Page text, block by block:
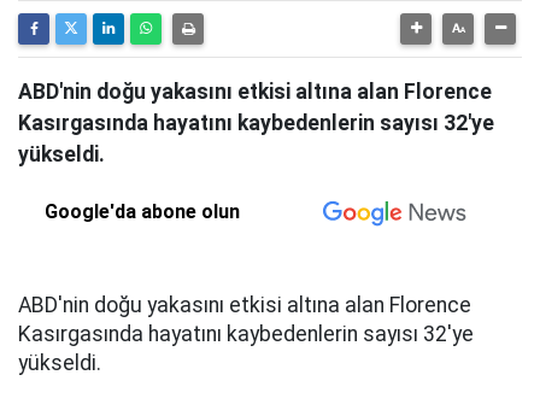
ABD'nin doğu yakasını etkisi altına alan Florence
Kasırgasında hayatını kaybedenlerin sayısı 32'ye
yükseldi.
Google'da abone olun
ABD'nin doğu yakasını etkisi altına alan Florence
Kasırgasında hayatını kaybedenlerin sayısı 32'ye
yükseldi.